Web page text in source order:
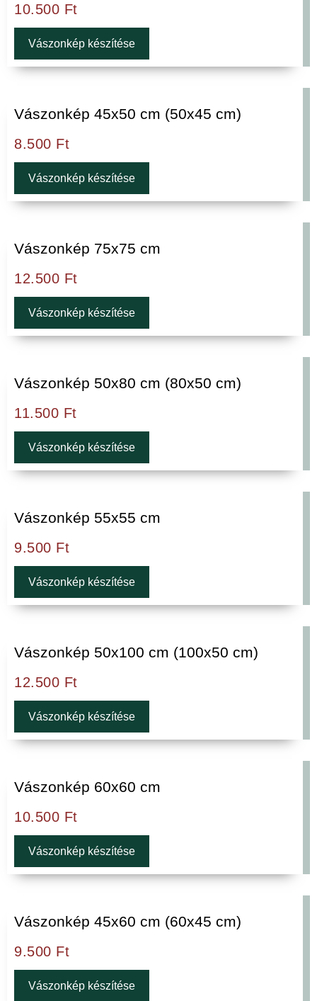
10.500 Ft
Vászonkép készítése
Vászonkép 45x50 cm (50x45 cm)
8.500 Ft
Vászonkép készítése
Vászonkép 75x75 cm
12.500 Ft
Vászonkép készítése
Vászonkép 50x80 cm (80x50 cm)
11.500 Ft
Vászonkép készítése
Vászonkép 55x55 cm
9.500 Ft
Vászonkép készítése
Vászonkép 50x100 cm (100x50 cm)
12.500 Ft
Vászonkép készítése
Vászonkép 60x60 cm
10.500 Ft
Vászonkép készítése
Vászonkép 45x60 cm (60x45 cm)
9.500 Ft
Vászonkép készítése